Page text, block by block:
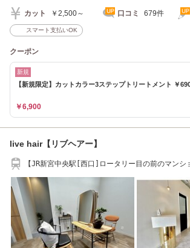
カット ￥2,500～ 口コミ 679件
スマート支払いOK
クーポン
新規
【新規限定】カットカラー3ステップトリートメント ￥
￥6,900
live hair【リブヘアー】
【JR新宮中央駅[西口]ロータリー目の前のマン